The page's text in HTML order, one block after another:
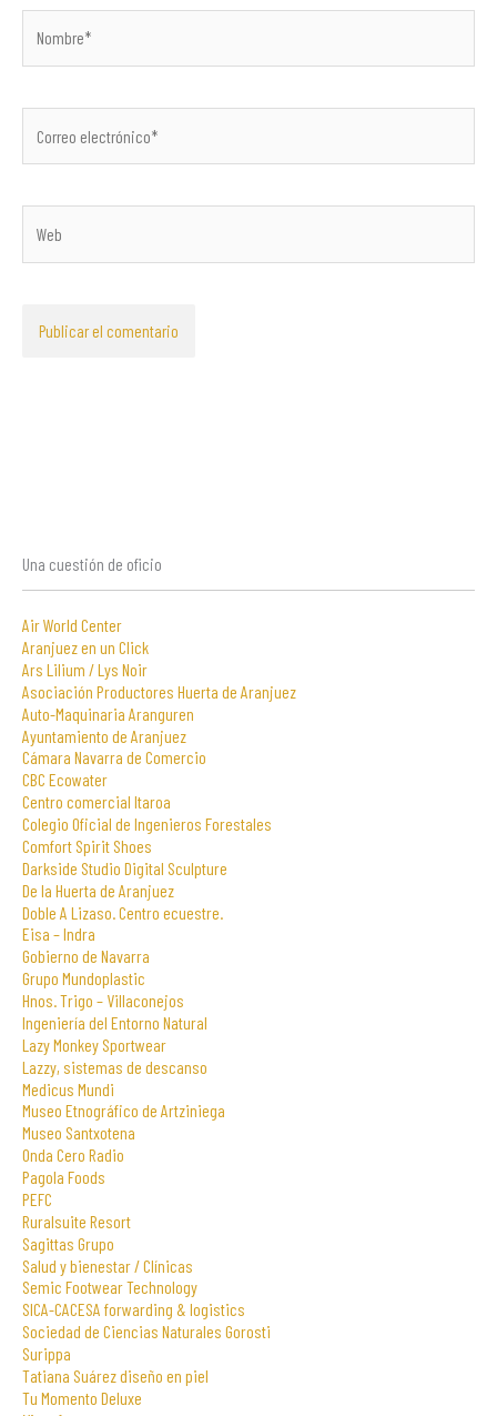
electrónico*
Una cuestión de oficio
Air World Center
Aranjuez en un Click
Ars Lilium / Lys Noir
Asociación Productores Huerta de Aranjuez
Auto-Maquinaria Aranguren
Ayuntamiento de Aranjuez
Cámara Navarra de Comercio
CBC Ecowater
Centro comercial Itaroa
Colegio Oficial de Ingenieros Forestales
Comfort Spirit Shoes
Darkside Studio Digital Sculpture
De la Huerta de Aranjuez
Doble A Lizaso. Centro ecuestre.
Eisa – Indra
Gobierno de Navarra
Grupo Mundoplastic
Hnos. Trigo – Villaconejos
Ingeniería del Entorno Natural
Lazy Monkey Sportwear
Lazzy, sistemas de descanso
Medicus Mundi
Museo Etnográfico de Artziniega
Museo Santxotena
Onda Cero Radio
Pagola Foods
PEFC
Ruralsuite Resort
Sagittas Grupo
Salud y bienestar / Clínicas
Semic Footwear Technology
SICA-CACESA forwarding & logistics
Sociedad de Ciencias Naturales Gorosti
Surippa
Tatiana Suárez diseño en piel
Tu Momento Deluxe